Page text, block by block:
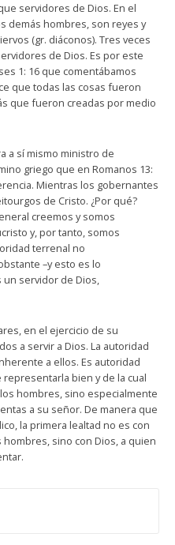
servidores de Dios. En el
demás hombres, son reyes y
(gr. diáconos). Tres veces
de Dios. Es por este
1: 16 que comentábamos
que todas las cosas fueron
que fueron creadas por medio
a sí mismo ministro de
griego que en Romanos 13:
Mientras los gobernantes
de Cristo. ¿Por qué?
creemos y somos
y, por tanto, somos
terrenal no
–y esto es lo
un servidor de Dios,
en el ejercicio de su
a servir a Dios. La autoridad
a ellos. Es autoridad
bien y de la cual
hombres, sino especialmente
a su señor. De manera que
la primera lealtad no es con
sino con Dios, a quien